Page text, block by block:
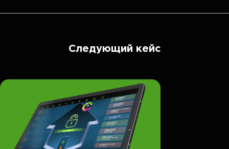
Следующий кейс